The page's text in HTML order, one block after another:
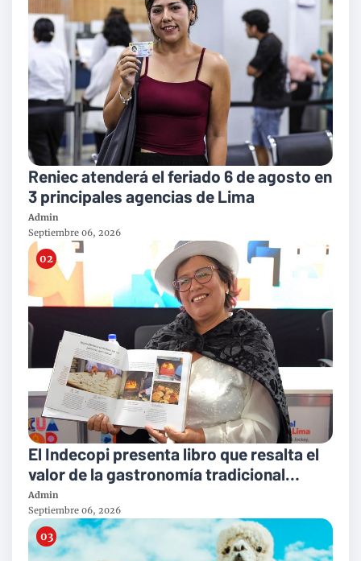
Reniec atenderá el feriado 6 de agosto en
3 principales agencias de Lima
Admin
Septiembre 06, 2026
El Indecopi presenta libro que resalta el
valor de la gastronomía tradicional
peruana
Admin
Septiembre 06, 2026